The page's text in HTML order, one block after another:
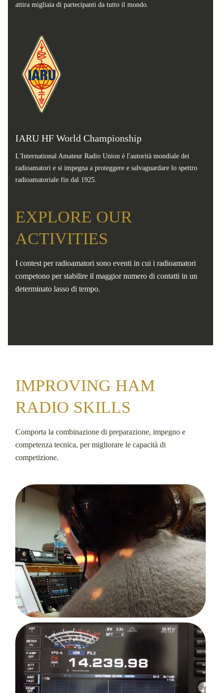
attira migliaia di partecipanti da tutto il mondo.
IARU HF World Championship
L'International Amateur Radio Union è l'autorità mondiale dei
radioamatori e si impegna a proteggere e salvaguardare lo spettro
radioamatoriale fin dal 1925.
EXPLORE OUR
ACTIVITIES
I contest per radioamatori sono eventi in cui i radioamatori
competono per stabilire il maggior numero di contatti in un
determinato lasso di tempo.
IMPROVING HAM
RADIO SKILLS
Comporta la combinazione di preparazione, impegno e
competenza tecnica, per migliorare le capacità di
competizione.